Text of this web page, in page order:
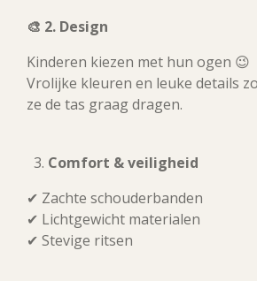
🎨 2. Design
Kinderen kiezen met hun ogen 😉
Vrolijke kleuren en leuke details
ze de tas graag dragen.
Comfort & veiligheid
✔ Zachte schouderbanden
✔ Lichtgewicht materialen
✔ Stevige ritsen